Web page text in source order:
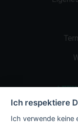
Ich respektiere
Ich verwende keine